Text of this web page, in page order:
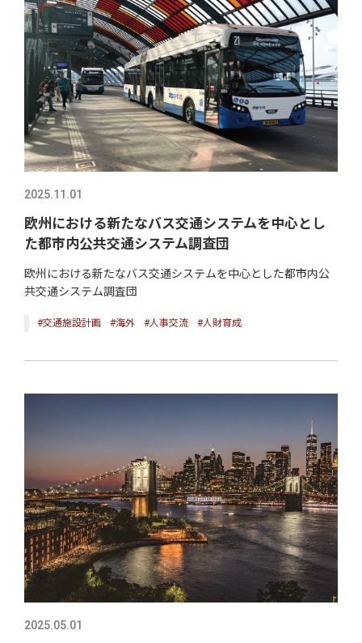
2025.11.01
欧州における新たなバス交通システムを中心とし
た都市内公共交通システム調査団
欧州における新たなバス交通システムを中心とした都市内公
共交通システム調査団
#交通施設計画 #海外 #人事交流 #人財育成
2025.05.01